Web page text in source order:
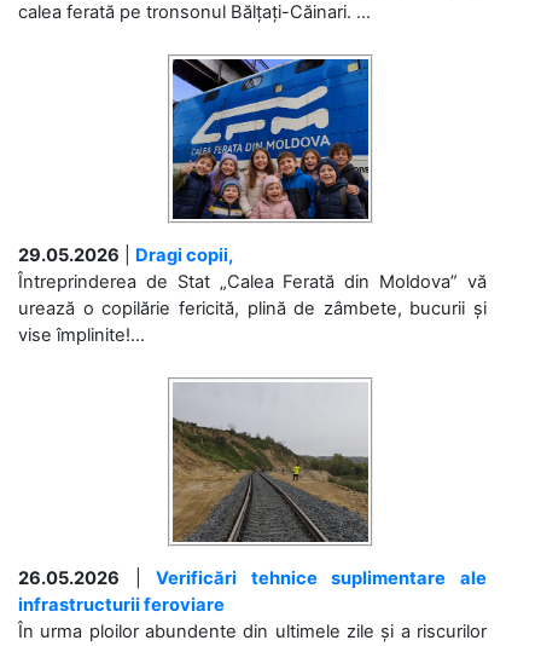
calea ferată pe tronsonul Bălțați-Căinari. ...
29.05.2026
Dragi copii,
Întreprinderea de Stat „Calea Ferată din Moldova” vă
urează o copilărie fericită, plină de zâmbete, bucurii și
vise împlinite!...
26.05.2026 |Verificări tehnice suplimentare ale
infrastructurii feroviare
În urma ploilor abundente din ultimele zile și a riscurilor